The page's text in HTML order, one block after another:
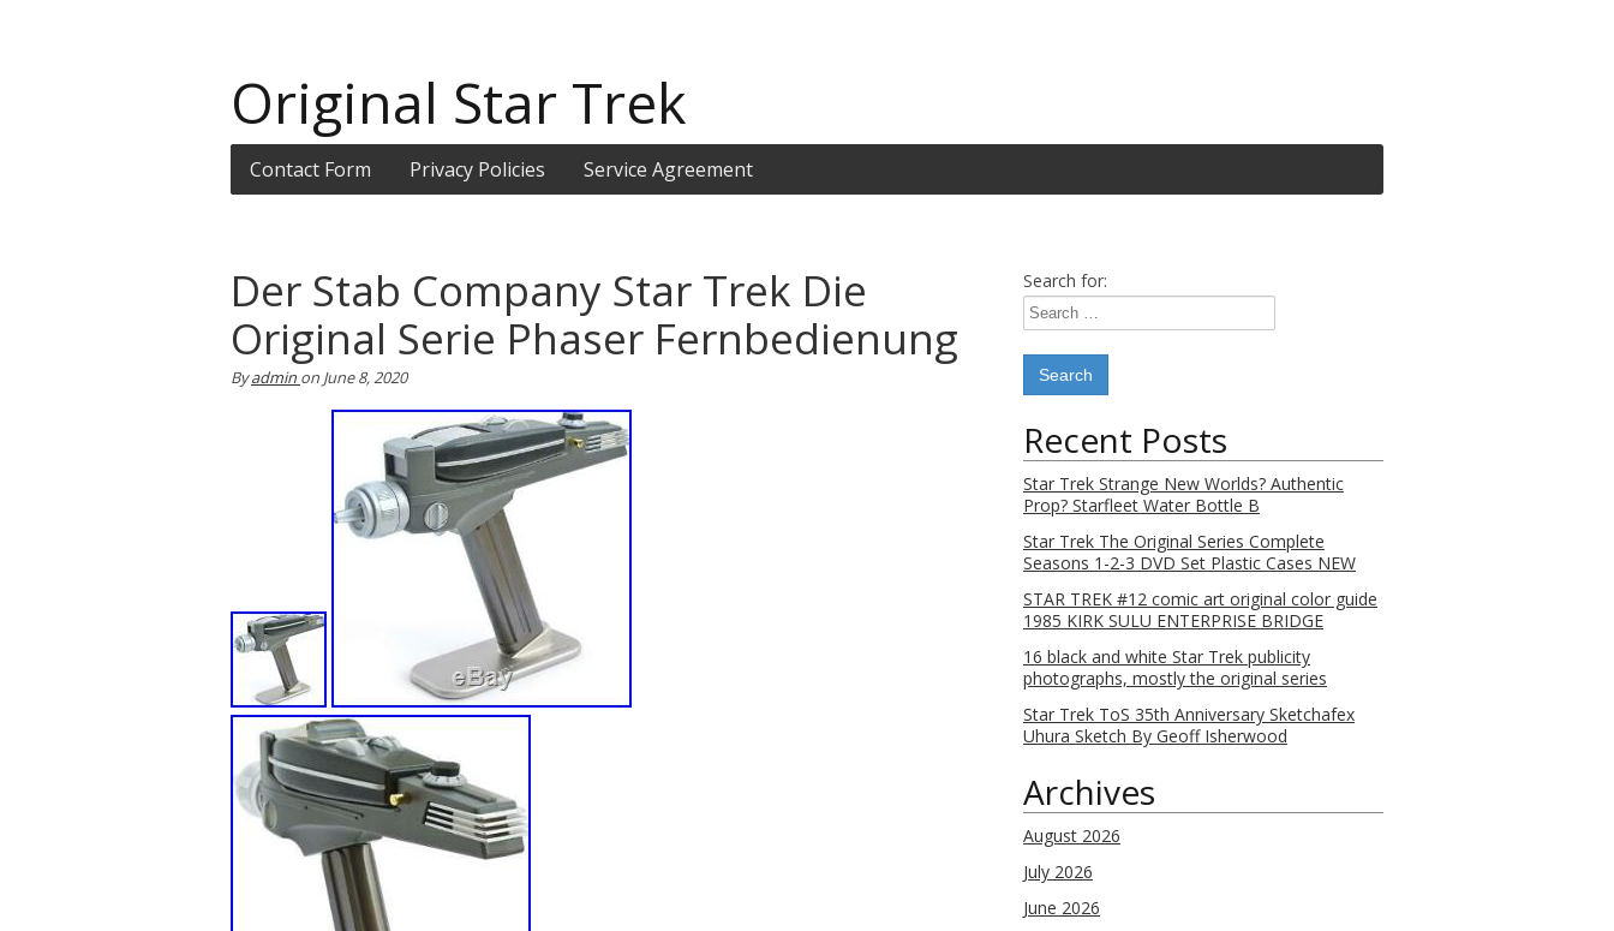
Original Star Trek
Contact Form Privacy Policies Service Agreement
Der Stab Company Star Trek Die
Original Serie Phaser Fernbedienung
Byadmin on June 8, 2020
Search for:
Recent Posts
Star Trek Strange New Worlds? Authentic
Prop? Starfleet Water Bottle B
Star Trek The Original Series Complete
Seasons 1-2-3 DVD Set Plastic Cases NEW
STAR TREK #12 comic art original color guide
1985 KIRK SULU ENTERPRISE BRIDGE
16 black and white Star Trek publicity
photographs, mostly the original series
Star Trek ToS 35th Anniversary Sketchafex
Uhura Sketch By Geoff Isherwood
Archives
August 2026
July 2026
June 2026